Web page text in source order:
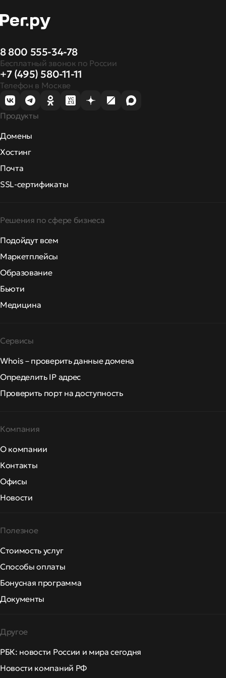
8 800 555-34-78
Бесплатный звонок по России
+7 (495) 580-11-11
Телефон в Москве
Продукты
Домены
Хостинг
Почта
SSL-сертификаты
Решения по сфере бизнеса
Подойдут всем
Маркетплейсы
Образование
Бьюти
Медицина
Сервисы
Whois – проверить данные домена
Определить IP адрес
Проверить порт на доступность
Компания
О компании
Контакты
Офисы
Новости
Полезное
Стоимость услуг
Способы оплаты
Бонусная программа
Документы
Другое
РБК: новости России и мира сегодня
Новости компаний РФ